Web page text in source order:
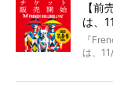
day1
ェス
に豪
北は北
グが
【前
は、
マソ
『
は、
お得